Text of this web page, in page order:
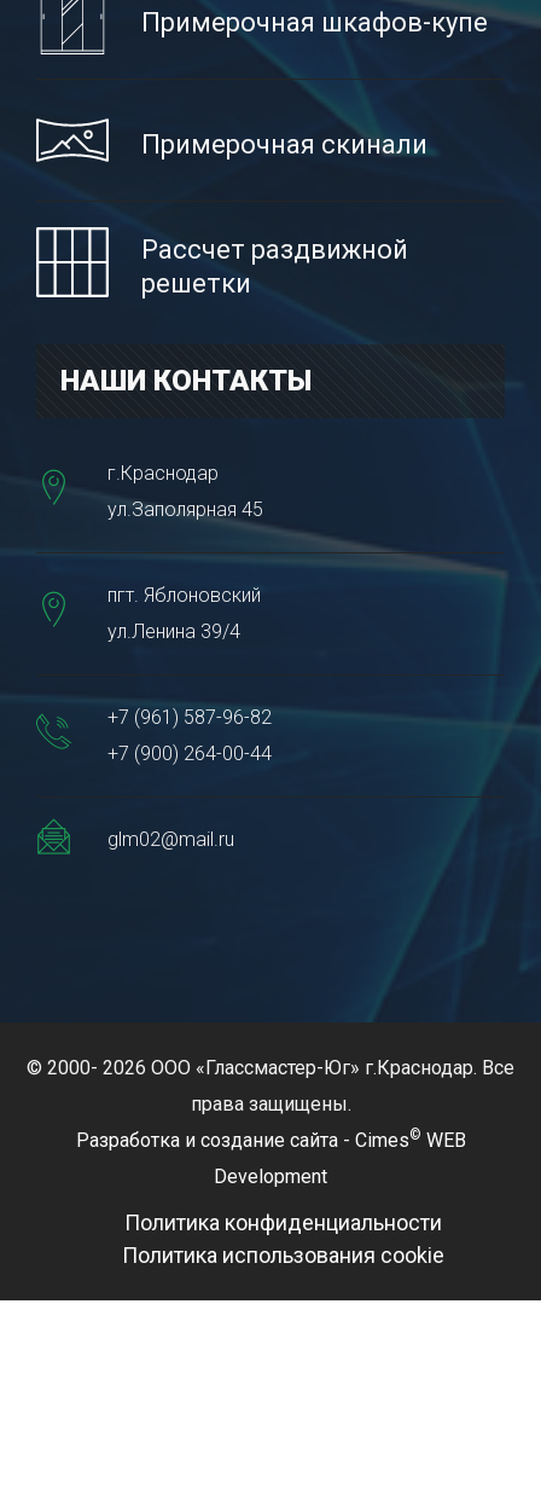
Примерочная шкафов-купе
Примерочная скинали
Рассчет раздвижной
решетки
НАШИ КОНТАКТЫ
г.Краснодар
ул.Заполярная 45
пгт. Яблоновский
ул.Ленина 39/4
+7 (961) 587-96-82
+7 (900) 264-00-44
glm02@mail.ru
© 2000- 2026 ООО «Глассмастер-Юг» г.Краснодар. Все
права защищены.
Разработка и создание сайта- Cimes© WEB
Development
Политика конфиденциальности
Политика использования cookie